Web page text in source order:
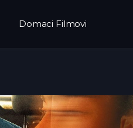
Domaci Filmovi